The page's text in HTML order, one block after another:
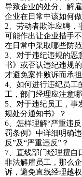
导致企业的处分、解
企业在日常中该如何
2、劳动者欺诈应聘，
可能作出让企业措手
在日常中采取哪些防
3、对于违纪违规的恶
书》或否认违纪违规
才避免案件败诉而承
4、如何进行违纪员工
工，部门经理应注意
5、对于违纪员工，事
规处分通知书》？
6、怎样理解“严重违
罚条例》中详细明确
反”及“严重违反”？
7、直线部门经理擅自
非法解雇员工，那么
诉，避免直线经理越